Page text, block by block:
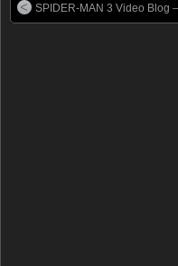
SPIDER-MAN 3 Video Blog